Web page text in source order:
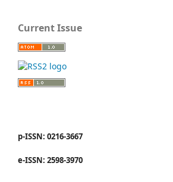
Current Issue
p-ISSN: 0216-3667
e-ISSN: 2598-3970